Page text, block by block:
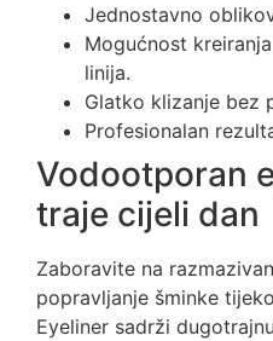
Jednostavno
Mogućnost
linija.
Glatko klizanje bez
Profesionalan
Vodootporan
traje cijeli dan
Zaboravite na
popravljanje šminke
Eyeliner sadrži